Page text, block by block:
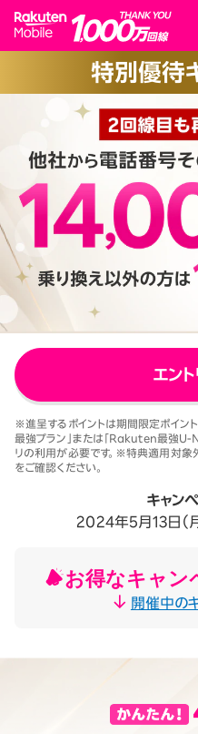
Rakuten Mobile
特別優待
エン
※進呈するポイントは期間限定ポイン
最強プラン」または「Rakuten最強
リの利用が必要です。※特典適用対象
をご確認ください。
キャン
2024年5月13日（
お得なキャン
開催中の
※1 同一名義で累計5回線以上ご
線につき3,500円（税込3,850円、
天モバイルがサービスを本格開
たすべての回線（解約済みの回線